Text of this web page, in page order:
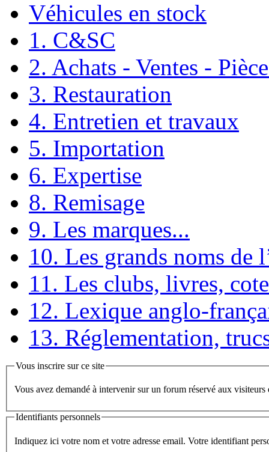
Véhicules en stock
1. C&SC
2. Achats - Ventes -
3. Restauration
4. Entretien et travaux
5. Importation
6. Expertise
8. Remisage
9. Les marques...
10. Les grands noms de
11. Les clubs, livres,
12. Lexique anglo-
13. Réglementation,
Vous inscrire sur ce site
Vous avez demandé à intervenir sur un forum
Identifiants personnels
Indiquez ici votre nom et votre adresse email. Votre identifiant